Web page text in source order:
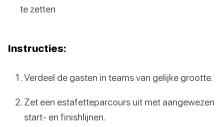
te zetten
Instructies:
Verdeel de gasten in teams van gelijke grootte.
Zet een estafetteparcours uit met aangewezen
start- en finishlijnen.